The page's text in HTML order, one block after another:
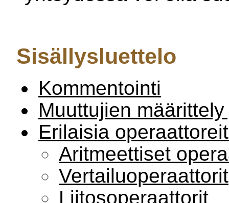
Sisällysluettelo
Kommentointi
Muuttujien
Erilaisia
Aritmeettiset
Vertailuoperaattorit
Liitosoperaattorit